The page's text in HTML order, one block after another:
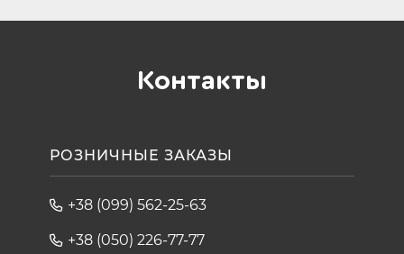
Контакты
РОЗНИЧНЫЕ ЗАКАЗЫ
+38 (099) 562-25-63
+38 (050) 226-77-77